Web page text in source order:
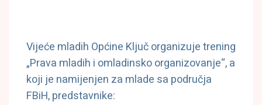
Vijeće mladih Općine Ključ organizuje trening
„Prava mladih i omladinsko organizovanje“, a
koji je namijenjen za mlade sa područja
FBiH, predstavnike: